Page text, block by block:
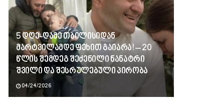
5 დღე-ღამე თბილისიდან
მარტვილამდე ფეხით გაიარა! – 20
წლის შემდეგ შეძენილი ნანატრი
შვილი და შესრულებული პირობა
04/24/2026